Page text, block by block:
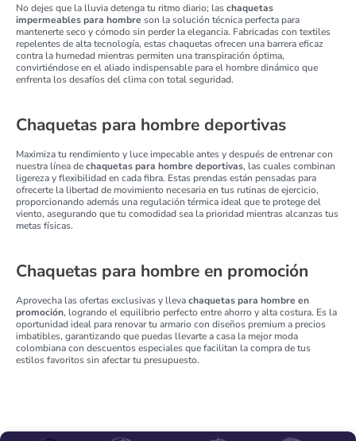
No dejes que la lluvia detenga tu ritmo diario; laschaquetas
impermeables para hombre son la solución técnica perfecta para
mantenerte seco y cómodo sin perder la elegancia. Fabricadas con textiles
repelentes de alta tecnología, estas chaquetas ofrecen una barrera eficaz
contra la humedad mientras permiten una transpiración óptima,
convirtiéndose en el aliado indispensable para el hombre dinámico que
enfrenta los desafíos del clima con total seguridad.
Chaquetas para hombre deportivas
Maximiza tu rendimiento y luce impecable antes y después de entrenar con
nuestra línea dechaquetas para hombre deportivas, las cuales combinan
ligereza y flexibilidad en cada fibra. Estas prendas están pensadas para
ofrecerte la libertad de movimiento necesaria en tus rutinas de ejercicio,
proporcionando además una regulación térmica ideal que te protege del
viento, asegurando que tu comodidad sea la prioridad mientras alcanzas tus
metas físicas.
Chaquetas para hombre en promoción
Aprovecha las ofertas exclusivas y llevachaquetas para hombre en
promoción, logrando el equilibrio perfecto entre ahorro y alta costura. Es la
oportunidad ideal para renovar tu armario con diseños premium a precios
imbatibles, garantizando que puedas llevarte a casa la mejor moda
colombiana con descuentos especiales que facilitan la compra de tus
estilos favoritos sin afectar tu presupuesto.